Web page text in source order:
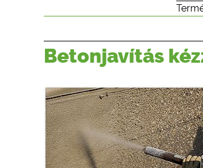
Betonjavítás